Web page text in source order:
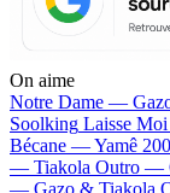
On aime
Notre Dame —
Soolking Laisse
Bécane —Yamê
— Tiakola Outro —
— Gazo & Tiakola